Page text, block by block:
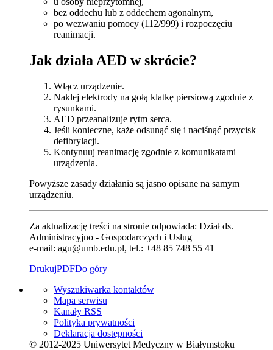
bez oddechu lub z oddechem agonalnym,
po wezwaniu pomocy (112/999) i rozpoczęciu
reanimacji.
Jak działa AED w skrócie?
Włącz urządzenie.
Naklej elektrody na gołą klatkę piersiową zgodnie z
rysunkami.
AED przeanalizuje rytm serca.
Jeśli konieczne, każe odsunąć się i naciśnąć przycisk
defibrylacji.
Kontynuuj reanimację zgodnie z komunikatami
urządzenia.
Powyższe zasady działania są jasno opisane na samym
urządzeniu.
Za aktualizację treści na stronie odpowiada: Dział ds.
Administracyjno - Gospodarczych i Usług
e-mail: agu@umb.edu.pl, tel.: +48 85 748 55 41
DrukujPDFDo góry
Wyszukiwarka kontaktów
Mapa serwisu
Kanały RSS
Polityka prywatności
Deklaracja dostępności
© 2012-2025 Uniwersytet Medyczny w Białymstoku